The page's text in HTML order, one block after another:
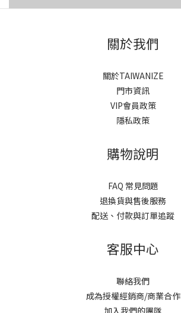
誠品武昌
關於我們
關於TAIWANIZE
門市資訊
VIP會員政策
隱私政策
購物說明
FAQ 常見問題
退換貨與售後服務
配送、付款與訂單追蹤
客服中心
聯絡我們
成為授權經銷商/商業合作
加入我們的團隊